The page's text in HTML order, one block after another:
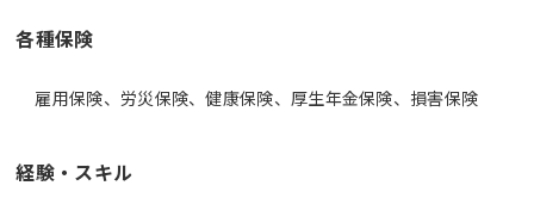
各種保険
雇用保険、労災保険、健康保険、厚生年金保険、損害保険
経験・スキル